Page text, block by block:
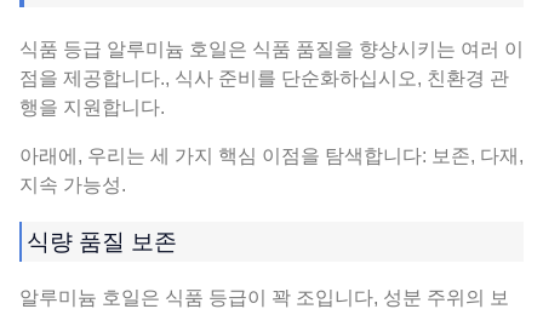
식품 등급 알루미늄 호일은 식품 품질을 향상시키는 여러 이
점을 제공합니다., 식사 준비를 단순화하십시오, 친환경 관
행을 지원합니다.
아래에, 우리는 세 가지 핵심 이점을 탐색합니다: 보존, 다재,
지속 가능성.
식량 품질 보존
알루미늄 호일은 식품 등급이 꽉 조입니다, 성분 주위의 보